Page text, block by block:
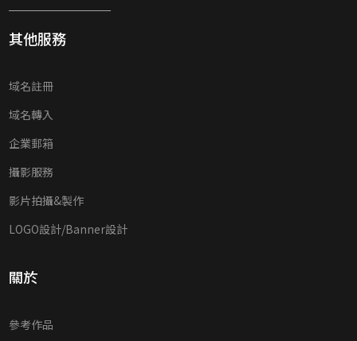
其他服務
域名註冊
域名轉入
企業郵箱
攝影服務
影片拍攝&製作
LOGO設計/Banner設計
關於
參考作品